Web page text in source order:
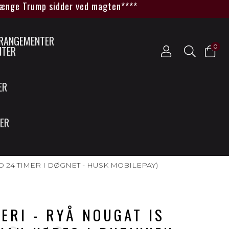
sidder ved magten****
0
24 TIMER I DØGNET - HUSK MOBILEPAY)
- RYÅ NOUGAT IS